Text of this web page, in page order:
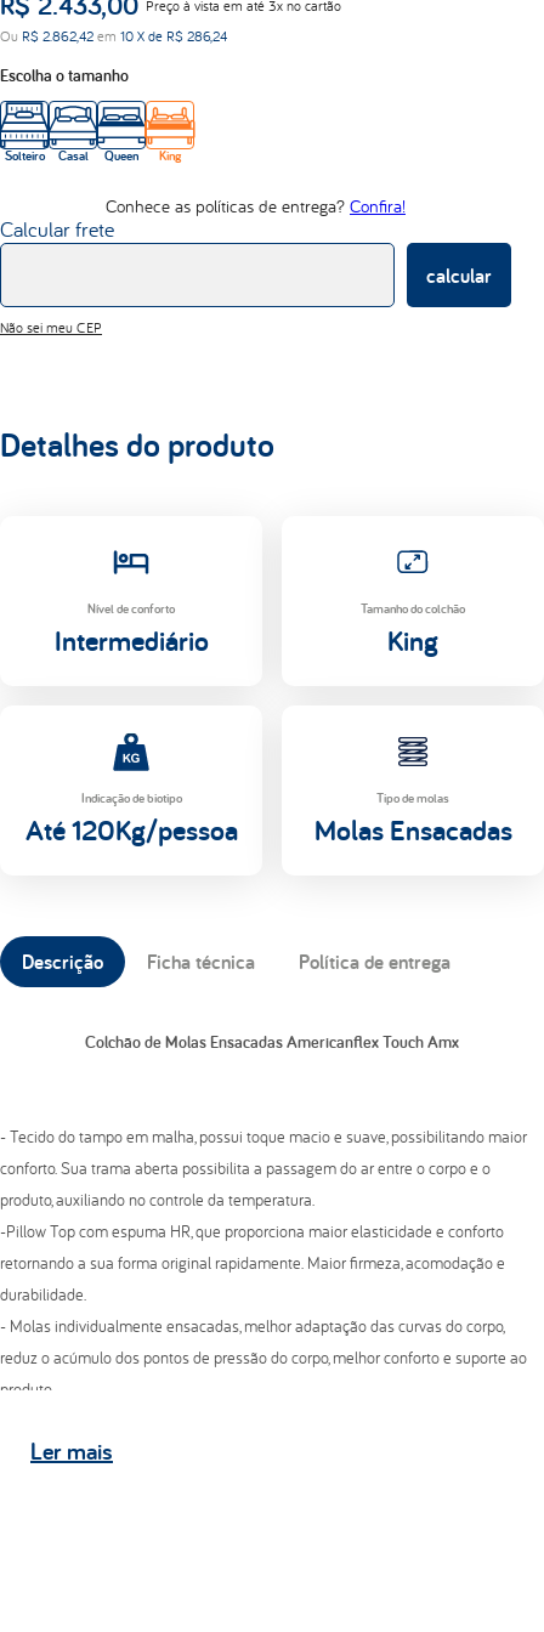
Preço à vista em até 3x no cartão
Ou R$ 2.862,42 em 10 X de R$ 286,24
Escolha o tamanho
Solteiro Casal Queen King
Conhece as políticas de entrega? Confira!
Calcular frete
calcular
Não sei meu CEP
Detalhes do produto
Nível de conforto
Intermediário
Tamanho do colchão
King
Indicação de biotipo
Até 120Kg/pessoa
Tipo de molas
Molas Ensacadas
Descrição Ficha técnica Política de entrega
Colchão de Molas Ensacadas Americanflex Touch Amx
- Tecido do tampo em malha, possui toque macio e suave, possibilitando maior
conforto. Sua trama aberta possibilita a passagem do ar entre o corpo e o
produto, auxiliando no controle da temperatura.
-Pillow Top com espuma HR, que proporciona maior elasticidade e conforto
retornando a sua forma original rapidamente. Maior firmeza, acomodação e
durabilidade.
- Molas individualmente ensacadas, melhor adaptação das curvas do corpo,
reduz o acúmulo dos pontos de pressão do corpo, melhor conforto e suporte ao
produto.
Altura do colchão:
Lermais
lumi